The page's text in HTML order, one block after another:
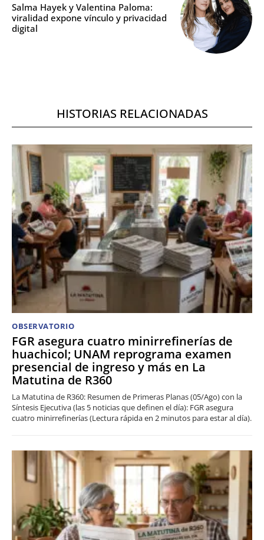
Salma Hayek y Valentina Paloma:
viralidad expone vínculo y privacidad
digital
HISTORIAS RELACIONADAS
OBSERVATORIO
FGR asegura cuatro minirrefinerías de
huachicol; UNAM reprograma examen
presencial de ingreso y más en La
Matutina de R360
La Matutina de R360: Resumen de Primeras Planas (05/Ago) con la
Síntesis Ejecutiva (las 5 noticias que definen el día): FGR asegura
cuatro minirrefinerías (Lectura rápida en 2 minutos para estar al día).